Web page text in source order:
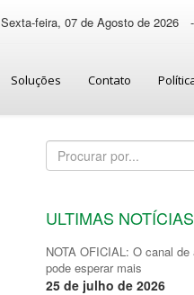
Sexta-feira, 07 de Agosto de 2026 -
Soluções Contato
ULTIMAS NOTÍCIAS
NOTA OFICIAL: O canal
pode esperar mais
25 de julho de 2026